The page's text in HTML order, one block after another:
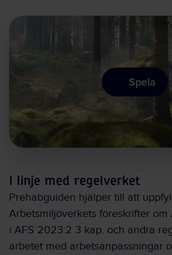
Spela
I linje med regelverket
Prehabguiden hjälper till att
Arbetsmiljöverkets föreskrifter om
i AFS 2023:2 3 kap. och andra
arbetet med arbetsanpassningar